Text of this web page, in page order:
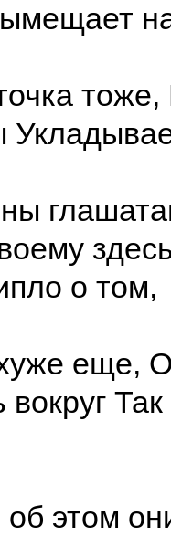
тоже,
о том,
еще,
вокруг
этом